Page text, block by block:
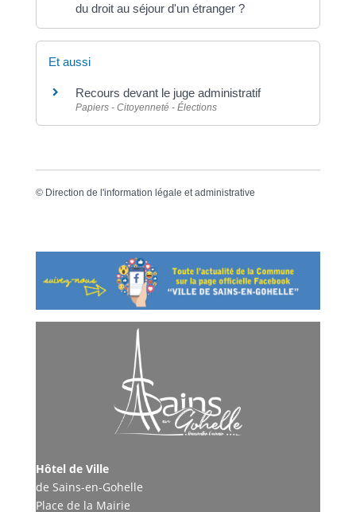
du droit au séjour d'un étranger ?
Et aussi
Recours devant le juge administratif
Papiers - Citoyenneté - Élections
© Direction de l'information légale et administrative
Hôtel de Ville
de Sains-en-Gohelle
Place de la Mairie